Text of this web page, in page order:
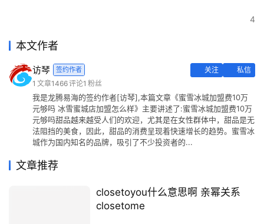
4
本文作者
访琴 签约作者 关注
私信
1 文章1466评论1 粉丝
我是龙腾易海的签约作者[访琴],本篇文章《蜜雪冰城加盟费10万
元够吗 冰雪蜜城店加盟怎么样》主要讲述了:蜜雪冰城加盟费10万
元够吗甜品越来越受人们的欢迎，尤其是在女性群体中，甜品是无
法阻挡的美食，因此，甜品的消费呈现着快速增长的趋势。蜜雪冰
城作为国内知名的品牌，吸引了不少投资者的...
文章推荐
closetoyou什么意思啊 亲幂关系
closetome